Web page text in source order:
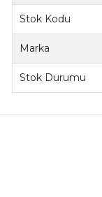
Stok Kodu
Marka
Stok Durumu